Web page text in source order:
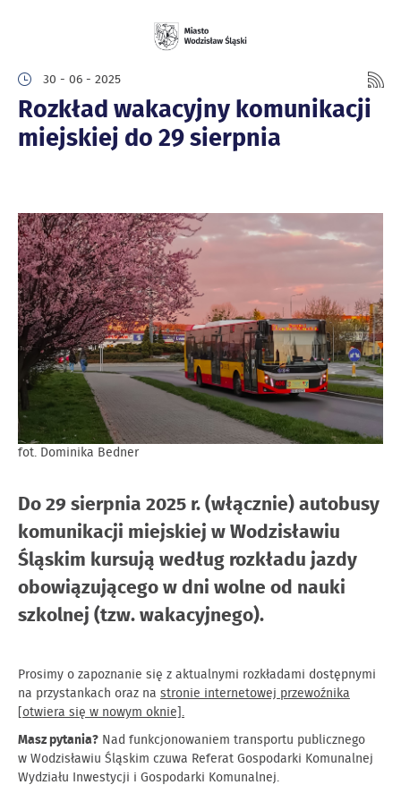
30 - 06 - 2025
Rozkład wakacyjny komunikacji
miejskiej do 29 sierpnia
fot. Dominika Bedner
Do 29 sierpnia 2025 r. (włącznie) autobusy
komunikacji miejskiej w Wodzisławiu
Śląskim kursują według rozkładu jazdy
obowiązującego w dni wolne od nauki
szkolnej (tzw. wakacyjnego).
Prosimy o zapoznanie się z aktualnymi rozkładami dostępnymi
na przystankach oraz na stronie internetowej przewoźnika
[otwiera się w nowym oknie].
Masz pytania? Nad funkcjonowaniem transportu publicznego
w Wodzisławiu Śląskim czuwa Referat Gospodarki Komunalnej
Wydziału Inwestycji i Gospodarki Komunalnej.